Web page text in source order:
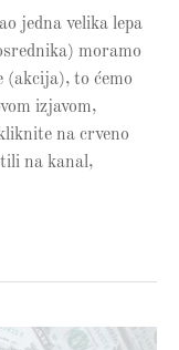
jedna velika lepa
moramo
(akcija), to ćemo
izjavom,
na crveno
na kanal,